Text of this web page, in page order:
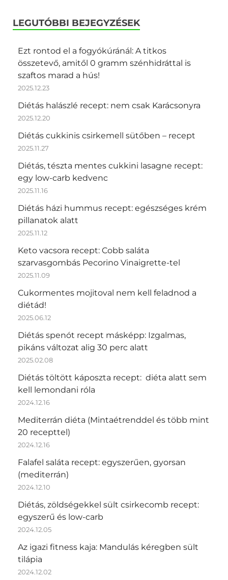
LEGUTÓBBI BEJEGYZÉSEK
Ezt rontod el a fogyókúránál: A titkos
összetevő, amitől 0 gramm szénhidráttal is
szaftos marad a hús!
2025.12.23
Diétás halászlé recept: nem csak Karácsonyra
2025.12.20
Diétás cukkinis csirkemell sütőben – recept
2025.11.27
Diétás, tészta mentes cukkini lasagne recept:
egy low-carb kedvenc
2025.11.16
Diétás házi hummus recept: egészséges krém
pillanatok alatt
2025.11.12
Keto vacsora recept: Cobb saláta
szarvasgombás Pecorino Vinaigrette-tel
2025.11.09
Cukormentes mojitoval nem kell feladnod a
diétád!
2025.06.12
Diétás spenót recept másképp: Izgalmas,
pikáns változat alig 30 perc alatt
2025.02.08
Diétás töltött káposzta recept: diéta alatt sem
kell lemondani róla
2024.12.16
Mediterrán diéta (Mintaétrenddel és több mint
20 recepttel)
2024.12.16
Falafel saláta recept: egyszerűen, gyorsan
(mediterrán)
2024.12.10
Diétás, zöldségekkel sült csirkecomb recept:
egyszerű és low-carb
2024.12.05
Az igazi fitness kaja: Mandulás kéregben sült
tilápia
2024.12.02